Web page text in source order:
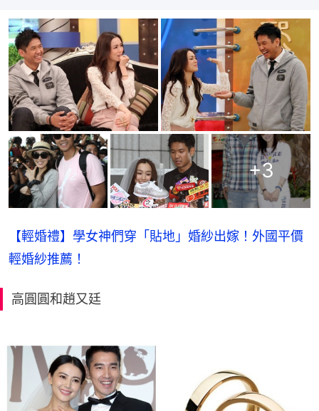
+3
【輕婚禮】學女神們穿「貼地」婚紗出嫁！外國平價
輕婚紗推薦！
高圓圓和趙又廷